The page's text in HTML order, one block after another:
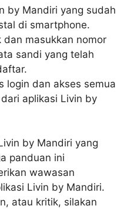
by Mandiri yang sudah
di smartphone.
dan masukkan nomor
sandi yang telah
login dan akses semua
aplikasi Livin by
by Mandiri yang
panduan ini
wawasan
Livin by Mandiri.
atau kritik, silakan